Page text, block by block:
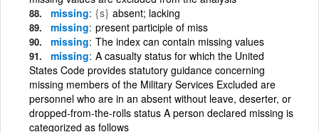
missing {s} absent; lacking
missing present participle of miss
missing The index can contain missing values
missing A casualty status for which the United
States Code provides statutory guidance concerning
missing members of the Military Services Excluded are
personnel who are in an absent without leave, deserter, or
dropped-from-the-rolls status A person declared missing is
categorized as follows